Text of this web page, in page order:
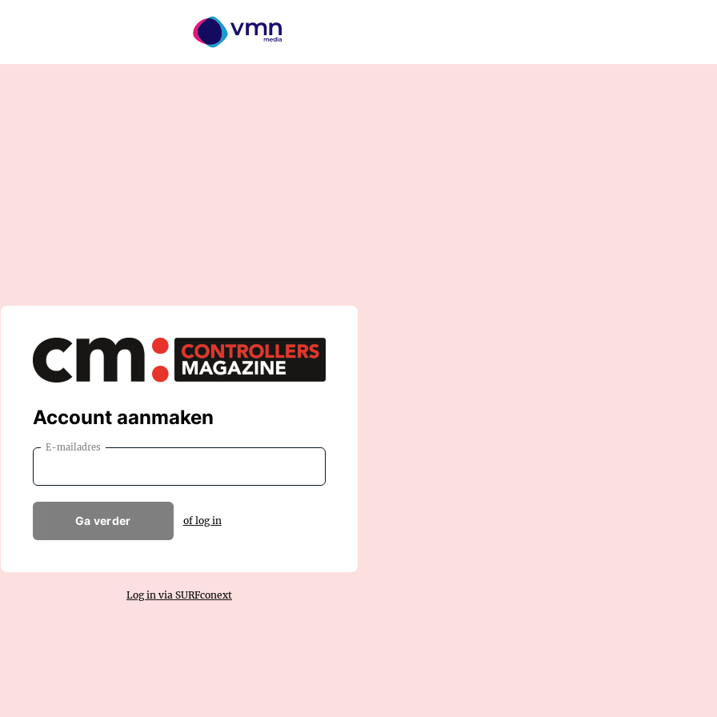
Account aanmaken
E-mailadres
Ga verder of log in
Log in via SURFconext